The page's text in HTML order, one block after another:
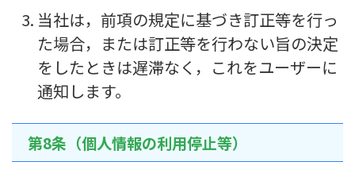
当社は，前項の規定に基づき訂正等を行っ
た場合，または訂正等を行わない旨の決定
をしたときは遅滞なく，これをユーザーに
通知します。
第8条（個人情報の利用停止等）